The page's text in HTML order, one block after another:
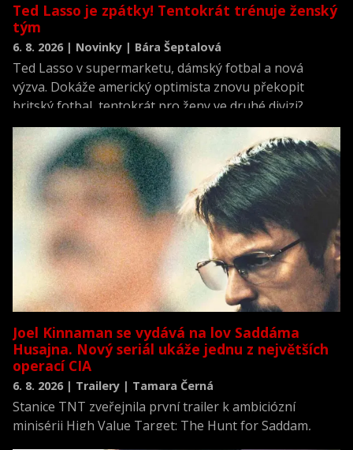
Ted Lasso je zpátky! Tentokrát trénuje ženský
tým
6. 8. 2026 | Novinky | Bára Šeptalová
Ted Lasso v supermarketu, dámský fotbal a nová
výzva. Dokáže americký optimista znovu překopit
britský fotbal, tentokrát pro ženy ve druhé divizi?
Joel Kinnaman se vydává na lov Saddáma
Husajna. Nový seriál ukáže jednu z největších
operací CIA
6. 8. 2026 | Trailery | Tamara Černá
Stanice TNT zveřejnila první trailer k ambiciózní
minisérii High Value Target: The Hunt for Saddam,